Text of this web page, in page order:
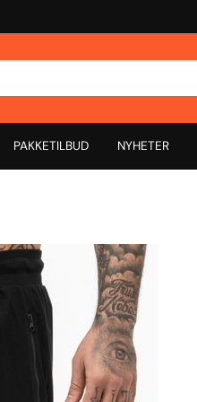
PAKKETILBUD NYHETER